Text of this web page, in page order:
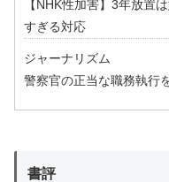
【NHK性加害】3年放置
すぎる対応
ジャーナリズム
警察官の正当な職務執行
書評